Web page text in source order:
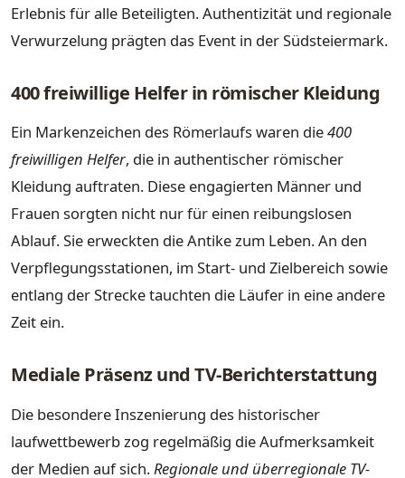
Erlebnis für alle Beteiligten. Authentizität und regionale
Verwurzelung prägten das Event in der Südsteiermark.
400 freiwillige Helfer in römischer Kleidung
Ein Markenzeichen des Römerlaufs waren die400
freiwilligen Helfer, die in authentischer römischer
Kleidung auftraten. Diese engagierten Männer und
Frauen sorgten nicht nur für einen reibungslosen
Ablauf. Sie erweckten die Antike zum Leben. An den
Verpflegungsstationen, im Start- und Zielbereich sowie
entlang der Strecke tauchten die Läufer in eine andere
Zeit ein.
Mediale Präsenz und TV-Berichterstattung
Die besondere Inszenierung des historischer
laufwettbewerb zog regelmäßig die Aufmerksamkeit
der Medien auf sich. Regionale und überregionale TV-